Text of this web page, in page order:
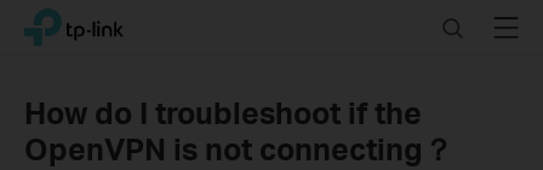
Click
navigation
TP-Link, Reliably Smart SearchMenu
How do I troubleshoot if the
OpenVPN is not connecting？